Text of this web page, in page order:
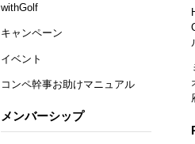
withGolf
キャンペーン
イベント
コンペ幹事お助けマニュアル
メンバーシップ